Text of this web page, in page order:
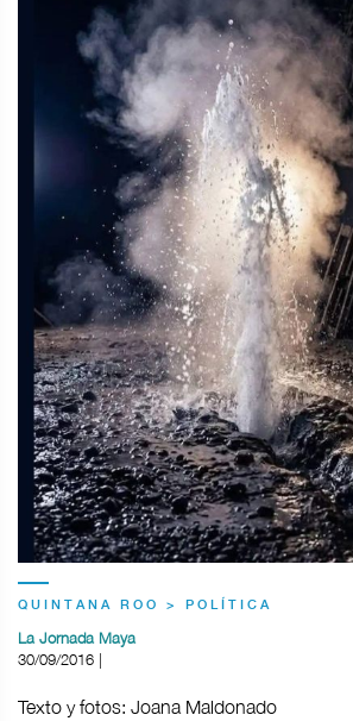
QUINTANA ROO > POLÍTICA
La Jornada Maya
30/09/2016 |
Texto y fotos: Joana Maldonado